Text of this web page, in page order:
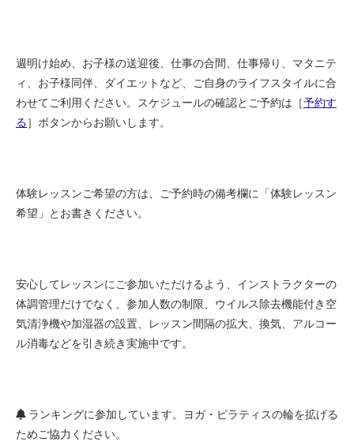
週明け始め、お子様の送迎後、仕事の合間、仕事帰り、マタニテ
ィ、お子様同伴、ダイエットなど、ご自身のライフスタイルに合
わせてご利用ください。スケジュールの確認とご予約は［予約す
る］ボタンからお願いします。
体験レッスンご希望の方は、ご予約時の備考欄に「体験レッスン
希望」とお書きください。
安心してレッスンにご参加いただけるよう、インストラクターの
体調管理だけでなく、参加人数の制限、ウイルス除去機能付き空
気清浄機や加湿器の設置、レッスン間隔の拡大、換気、アルコー
ル消毒などを引き続き実施中です。
ランキングに参加しています。ヨガ・ピラティスの輪を拡げる
ためご協力ください。